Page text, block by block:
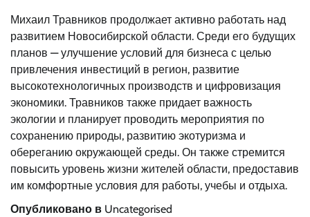
Михаил Травников продолжает активно работать над
развитием Новосибирской области. Среди его будущих
планов — улучшение условий для бизнеса с целью
привлечения инвестиций в регион, развитие
высокотехнологичных производств и цифровизация
экономики. Травников также придает важность
экологии и планирует проводить мероприятия по
сохранению природы, развитию экотуризма и
обереганию окружающей среды. Он также стремится
повысить уровень жизни жителей области, предоставив
им комфортные условия для работы, учебы и отдыха.
Опубликовано в Uncategorised